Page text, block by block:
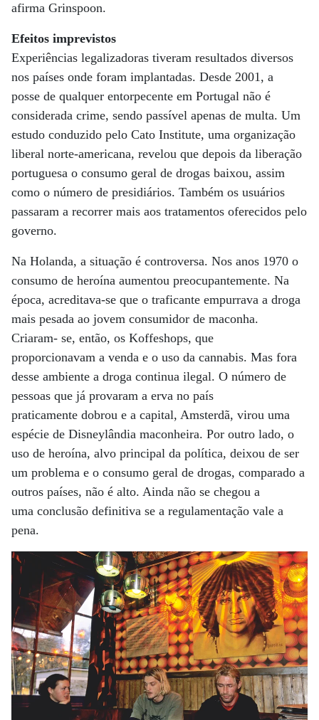
afirma Grinspoon.
Efeitos imprevistos
Experiências legalizadoras tiveram resultados diversos
nos países onde foram implantadas. Desde 2001, a
posse de qualquer entorpecente em Portugal não é
considerada crime, sendo passível apenas de multa. Um
estudo conduzido pelo Cato Institute, uma organização
liberal norte-americana, revelou que depois da liberação
portuguesa o consumo geral de drogas baixou, assim
como o número de presidiários. Também os usuários
passaram a recorrer mais aos tratamentos oferecidos pelo
governo.
Na Holanda, a situação é controversa. Nos anos 1970 o
consumo de heroína aumentou preocupantemente. Na
época, acreditava-se que o traficante empurrava a droga
mais pesada ao jovem consumidor de maconha.
Criaram- se, então, os Koffeshops, que
proporcionavam a venda e o uso da cannabis. Mas fora
desse ambiente a droga continua ilegal. O número de
pessoas que já provaram a erva no país
praticamente dobrou e a capital, Amsterdã, virou uma
espécie de Disneylândia maconheira. Por outro lado, o
uso de heroína, alvo principal da política, deixou de ser
um problema e o consumo geral de drogas, comparado a
outros países, não é alto. Ainda não se chegou a
uma conclusão definitiva se a regulamentação vale a
pena.